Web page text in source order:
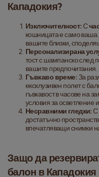
Кападокия?
Изключителност: С
кошницата е само ваша.
вашите близки,
Персонализирана
тост с шампанско след
вашите предпочитания.
Гъвкаво време: За
ексклузивен полет с
гъвкавост в часове на
условия за осветление
Несравними гледки: С
достатъчно
впечатляващи снимки
Защо да
балон в Кападокия